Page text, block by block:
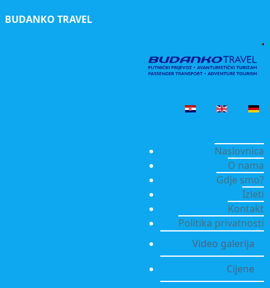
BUDANKO TRAVEL
Naslovnica
O nama
Gdje smo?
Izleti
Kontakt
Politika privatnosti
Video galerija
Cijene